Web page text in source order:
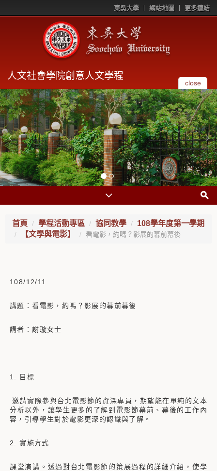
東吳大學 網站地圖 更多連結
人文社會學院創意人文學程
close
首頁 學程活動專區 協同教學
108學年度第一學期
【文學與電影】
看電影，約嗎？影展的幕前幕後
108/12/11
講題：看電影，約嗎？影展的幕前幕後
講者：謝璇女士
1. 目標
邀請實際參與台北電影節的資深專員，期望能在單純的文本
分析以外，讓學生更多的了解到電影節幕前、幕後的工作內
容，引導學生對於電影更深的認識與了解。
2. 實施方式
課堂演講。透過對台北電影節的策展過程的詳細介紹，使學